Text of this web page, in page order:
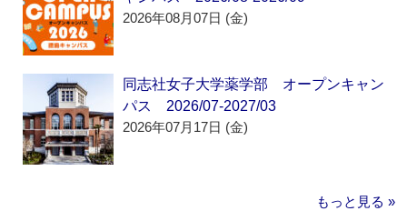
2026年08月07日 (金)
同志社女子大学薬学部 オープンキャン
パス 2026/07-2027/03
2026年07月17日 (金)
もっと見る »